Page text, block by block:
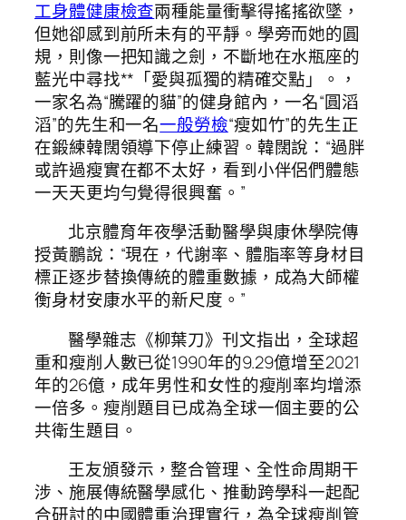
工身體健康檢查兩種能量衝擊得搖搖欲墜，
但她卻感到前所未有的平靜。學旁而她的圓
規，則像一把知識之劍，不斷地在水瓶座的
藍光中尋找**「愛與孤獨的精確交點」。，
一家名為“騰躍的貓”的健身館內，一名“圓滔
滔”的先生和一名一般勞檢“瘦如竹”的先生正
在鍛練韓闊領導下停止練習。韓闊說：“過胖
或許過瘦實在都不太好，看到小伴侶們體態
一天天更均勻覺得很興奮。”
北京體育年夜學活動醫學與康休學院傳
授黃鵬說：“現在，代謝率、體脂率等身材目
標正逐步替換傳統的體重數據，成為大師權
衡身材安康水平的新尺度。”
醫學雜志《柳葉刀》刊文指出，全球超
重和瘦削人數已從1990年的9.29億增至2021
年的26億，成年男性和女性的瘦削率均增添
一倍多。瘦削題目已成為全球一個主要的公
共衛生題目。
王友頒發示，整合管理、全性命周期干
涉、施展傳統醫學感化、推動跨學科一起配
合研討的中國體重治理實行，為全球瘦削管